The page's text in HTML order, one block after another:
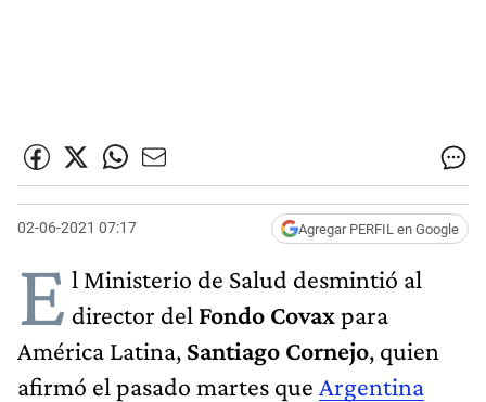
02-06-2021 07:17 Agregar PERFIL en Google
E l Ministerio de Salud desmintió al
director del Fondo Covax para
América Latina, Santiago Cornejo, quien
afirmó el pasado martes que Argentina